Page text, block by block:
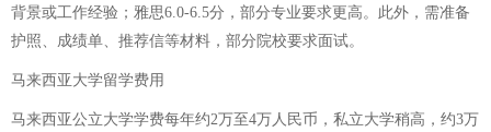
背景或工作经验；雅思6.0-6.5分，部分专业要求更高。此外，需准备
护照、成绩单、推荐信等材料，部分院校要求面试。
马来西亚大学留学费用
马来西亚公立大学学费每年约2万至4万人民币，私立大学稍高，约3万